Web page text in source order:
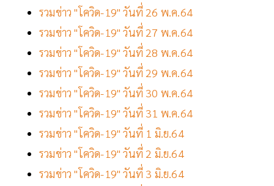
รวมข่าว "โควิด-19" วันที่ 26 พ.ค.64
รวมข่าว "โควิด-19" วันที่ 27 พ.ค.64
รวมข่าว "โควิด-19" วันที่ 28 พ.ค.64
รวมข่าว "โควิด-19" วันที่ 29 พ.ค.64
รวมข่าว "โควิด-19" วันที่ 30 พ.ค.64
รวมข่าว "โควิด-19" วันที่ 31 พ.ค.64
รวมข่าว "โควิด-19" วันที่ 1 มิ.ย.64
รวมข่าว "โควิด-19" วันที่ 2 มิ.ย.64
รวมข่าว "โควิด-19" วันที่ 3 มิ.ย.64